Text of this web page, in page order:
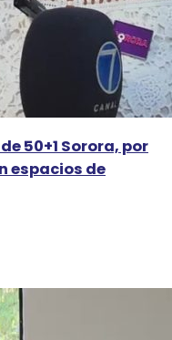
50+1 Sorora, por
espacios de